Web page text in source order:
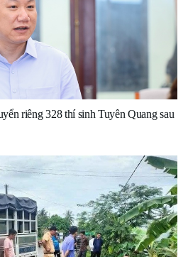
riêng 328 thí sinh Tuyên Quang sau